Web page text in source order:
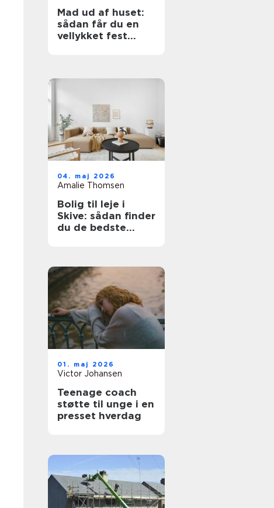
Mad ud af huset:
sådan får du en
vellykket fest
04. maj 2026
Amalie Thomsen
Bolig til leje i
Skive: sådan finder
du de bedste
01. maj 2026
Victor Johansen
Teenage coach
støtte til unge i en
presset hverdag